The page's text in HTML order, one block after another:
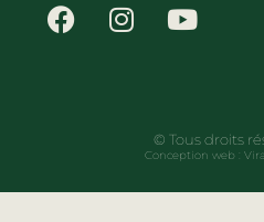
© Tous droits
Conception web :